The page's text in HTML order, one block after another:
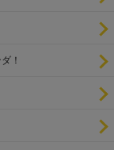
！